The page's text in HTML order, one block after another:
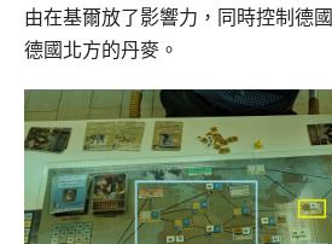
由在基爾放了影響力，同時控制德
德國北方的丹麥。